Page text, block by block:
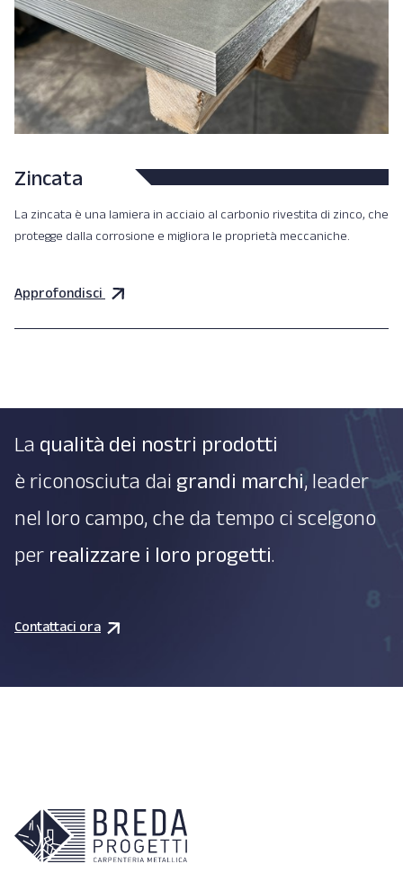
Zincata
La zincata è una lamiera in acciaio al carbonio rivestita di zinco, che
protegge dalla corrosione e migliora le proprietà meccaniche.
Approfondisci
Laqualità dei nostri prodotti
è riconosciuta daigrandi marchi, leader
nel loro campo, che da tempo ci scelgono
perrealizzare i loro progetti.
Contattaci ora